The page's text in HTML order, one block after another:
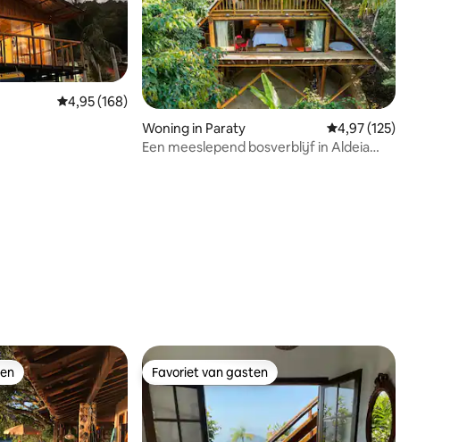
5, 118 recensies
Gemiddelde beoordeling van 4,95 op 5, 168 recensies
4,95 (168)
Woning in Paraty Gemiddelde
4,97 (125)
Een meeslepend bosverblijf in Aldeia
Favoriet van gasten
Favoriet van gasten